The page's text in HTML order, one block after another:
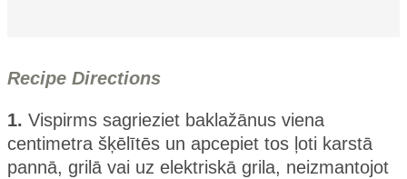
Recipe Directions
1. Vispirms sagrieziet baklažānus viena
centimetra šķēlītēs un apcepiet tos ļoti karstā
pannā, grilā vai uz elektriskā grila, neizmantojot